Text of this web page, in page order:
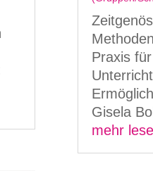
Praxis
Unterricht
Gisela
mehr